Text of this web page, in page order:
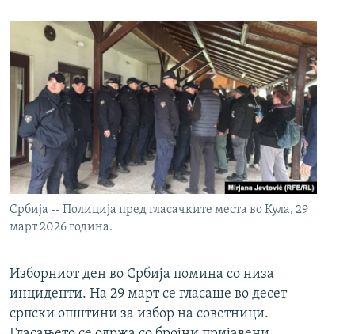
Србија -- Полиција пред гласачките места во Кула, 29
март 2026 година.
Изборниот ден во Србија помина со низа
инциденти. На 29 март се гласаше во десет
српски општини за избор на советници.